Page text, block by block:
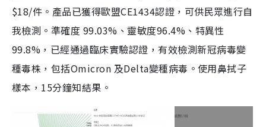
$18/件。產品已獲得歐盟CE1434認證，可供民眾進行自
我檢測。準確度 99.03%、靈敏度96.4%、特異性
99.8%，已經通過臨床實驗認證，有效檢測新冠病毒變
種毒株，包括Omicron 及Delta變種病毒。使用鼻拭子
樣本，15分鐘知結果。